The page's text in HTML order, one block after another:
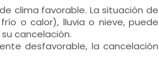
clima favorable. La situación de
o calor), lluvia o nieve, puede
cancelación.
desfavorable, la cancelación